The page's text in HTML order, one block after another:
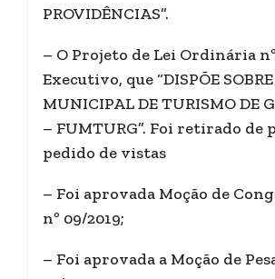
PROVIDÊNCIAS”.
– O Projeto de Lei Ordinária
Executivo, que “DISPÕE
MUNICIPAL DE TURISMO DE
– FUMTURG”. Foi retirado de
pedido de vistas
– Foi aprovada Moção de
nº 09/2019;
– Foi aprovada a Moção de